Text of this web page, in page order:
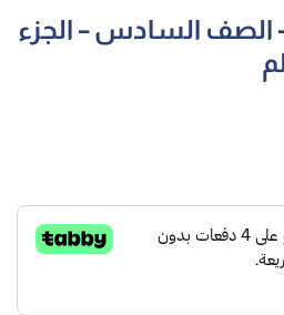
– الصف السادس – الجزء